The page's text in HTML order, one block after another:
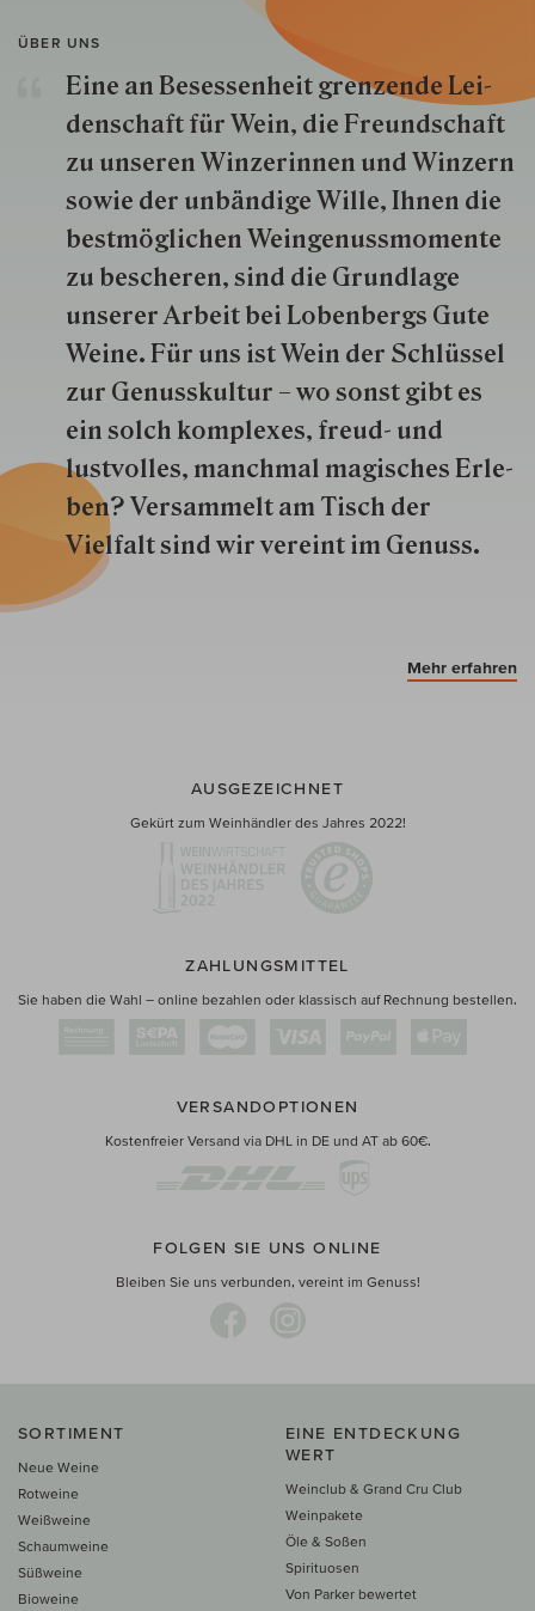
ÜBER UNS
Eine an Besessenheit gren­zende Lei­
den­schaft für Wein, die Freund­schaft
zu unseren Win­zer­innen und Win­zern
so­wie der un­bän­dige Wille, Ihnen die
best­mög­lich­en Wein­genuss­momente
zu besche­ren, sind die Grund­lage
unserer Arbeit bei Lobenbergs Gute
Weine. Für uns ist Wein der Schlüs­sel
zur Genuss­kultur – wo sonst gibt es
ein solch kom­plexes, freud- und
lustvolles, manchmal ma­gisch­es Er­le­
ben? Versammelt am Tisch der
Vielfalt sind wir ver­eint im Genuss.
Mehr erfahren
AUSGEZEICHNET
Gekürt zum Weinhändler des Jahres 2022!
ZAHLUNGSMITTEL
Sie haben die Wahl – online bezahlen oder klassisch auf Rechnung bestellen.
VERSANDOPTIONEN
Kostenfreier Versand via DHL in DE und AT ab 60€.
FOLGEN SIE UNS ONLINE
Bleiben Sie uns verbunden, vereint im Genuss!
SORTIMENT
Neue Weine
Rotweine
Weißweine
Schaumweine
Süßweine
Bioweine
EINE ENTDECKUNG
WERT
Weinclub & Grand Cru Club
Weinpakete
Öle & Soßen
Spirituosen
Von Parker bewertet